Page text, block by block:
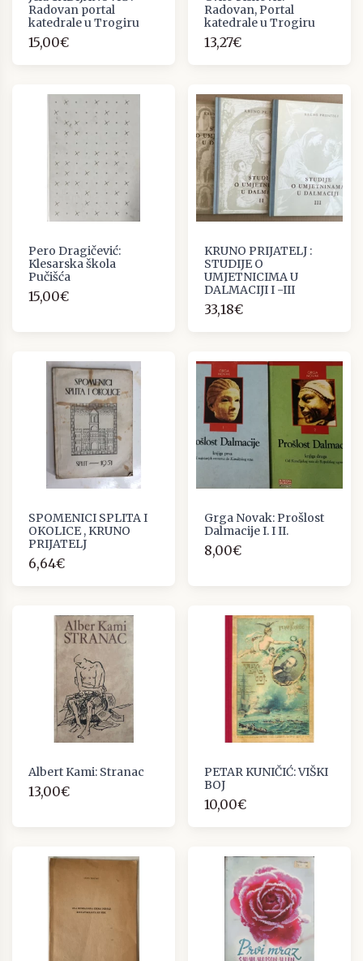
Radovan portal
katedrale u Trogiru
15,00€
Radovan, Portal
katedrale u Trogiru
13,27€
Pero Dragičević:
Klesarska škola
Pučišća
15,00€
KRUNO PRIJATELJ :
STUDIJE O
UMJETNICIMA U
DALMACIJI I -III
33,18€
SPOMENICI SPLITA I
OKOLICE , KRUNO
PRIJATELJ
6,64€
Grga Novak: Prošlost
Dalmacije I. I II.
8,00€
Albert Kami: Stranac
13,00€
PETAR KUNIČIĆ: VIŠKI
BOJ
10,00€